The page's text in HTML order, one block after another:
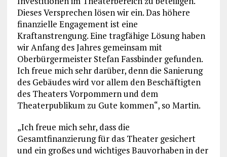
Dieses Versprechen lösen wir ein. Das höhere
finanzielle Engagement ist eine
Kraftanstrengung. Eine tragfähige Lösung haben
wir Anfang des Jahres gemeinsam mit
Oberbürgermeister Stefan Fassbinder gefunden.
Ich freue mich sehr darüber, denn die Sanierung
des Gebäudes wird vor allem den Beschäftigten
des Theaters Vorpommern und dem
Theaterpublikum zu Gute kommen“, so Martin.
„Ich freue mich sehr, dass die
Gesamtfinanzierung für das Theater gesichert
und ein großes und wichtiges Bauvorhaben in der